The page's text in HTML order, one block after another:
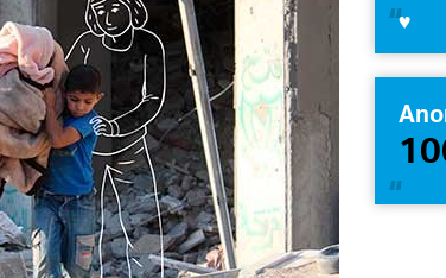
♥️